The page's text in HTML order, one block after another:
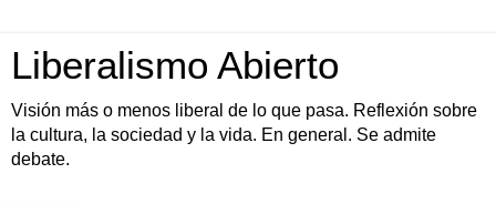
Liberalismo Abierto
Visión más o menos liberal de lo que pasa. Reflexión sobre
la cultura, la sociedad y la vida. En general. Se admite
debate.